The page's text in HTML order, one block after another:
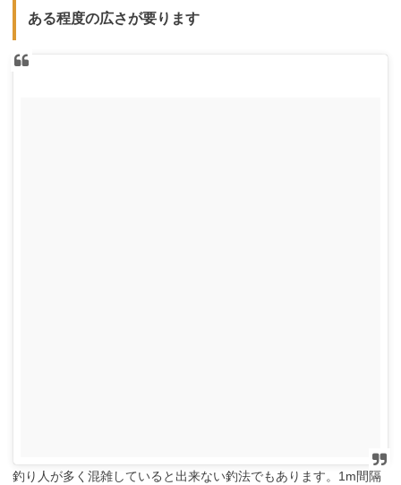
ある程度の広さが要ります
釣り人が多く混雑していると出来ない釣法でもあります。1m間隔